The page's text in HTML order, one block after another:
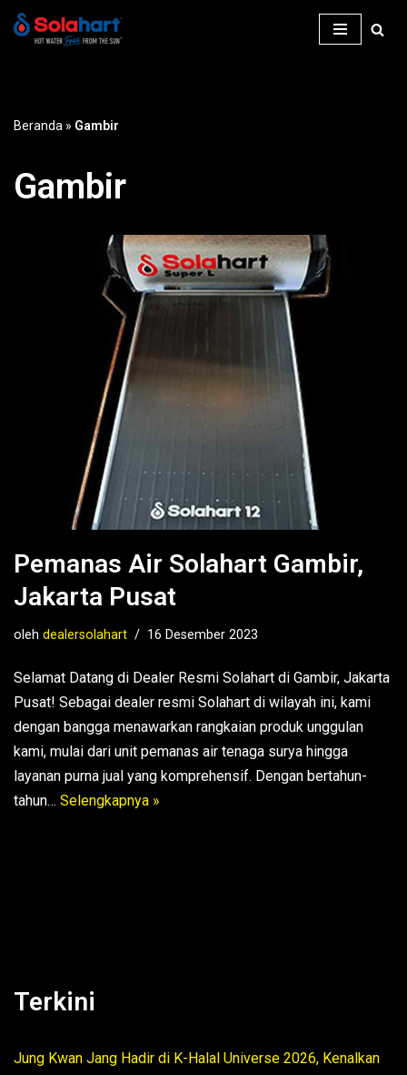
Beranda » Gambir
Gambir
Pemanas Air Solahart Gambir,
Jakarta Pusat
oleh dealersolahart 16 Desember 2023
Selamat Datang di Dealer Resmi Solahart di Gambir, Jakarta
Pusat! Sebagai dealer resmi Solahart di wilayah ini, kami
dengan bangga menawarkan rangkaian produk unggulan
kami, mulai dari unit pemanas air tenaga surya hingga
layanan purna jual yang komprehensif. Dengan bertahun-
tahun… Selengkapnya »
Terkini
Jung Kwan Jang Hadir di K-Halal Universe 2026, Kenalkan